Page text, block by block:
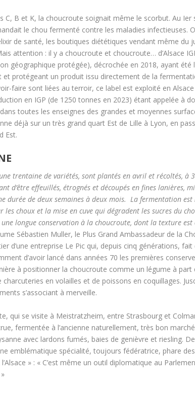
C, B et K, la choucroute soignait même le scorbut. Au Ier
le chou fermenté contre les maladies infectieuses.
de santé, les boutiques diététiques vendant même du
attention : il y a choucroute et choucroute… d’Alsace
géographique protégée), décrochée en 2018, ayant été
et protégeant un produit issu directement de la
faire sont liées au terroir, ce label est exploité en
en IGP (de 1250 tonnes en 2023) étant appelée à
toutes les enseignes des grandes et moyennes
déjà sur un très grand quart Est de Lille à Lyon, en
Est.
trentaine de variétés, sont plantés en avril et récoltés, à
d’être effeuillés, étrognés et découpés en fines lanières,
durée de deux semaines à deux mois. La fermentation est
les choux et la mise en cuve qui dégradent les sucres du
longue conservation à la choucroute, dont la texture
Sébastien Muller, le Plus Grand Ambassadeur de la
d’une entreprise Le Pic qui, depuis cinq générations,
d’avoir lancé dans années 70 les premières
à positionner la choucroute comme un légume à part
en volailles et de poissons en coquillages.
s’associant à merveille.
qui se visite à Meistratzheim, entre Strasbourg et
fermentée à l’ancienne naturellement, très bon
avec lardons fumés, baies de genièvre et riesling. De
emblématique spécialité, toujours fédératrice, phare
» : « C’est même un outil diplomatique au